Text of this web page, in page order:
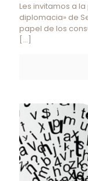
Les invitamos a
diplomacia» de
papel de los
[…]